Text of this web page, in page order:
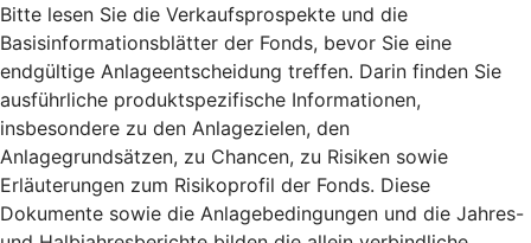
Bitte lesen Sie die Verkaufsprospekte und die
Basisinformationsblätter der Fonds, bevor Sie eine
endgültige Anlageentscheidung treffen. Darin finden Sie
ausführliche produktspezifische Informationen,
insbesondere zu den Anlagezielen, den
Anlagegrundsätzen, zu Chancen, zu Risiken sowie
Erläuterungen zum Risikoprofil der Fonds. Diese
Dokumente sowie die Anlagebedingungen und die Jahres-